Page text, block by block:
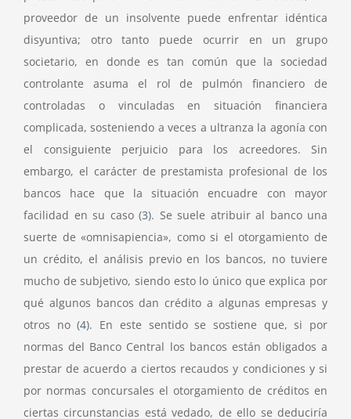
proveedor de un insolvente puede enfrentar idéntica
disyuntiva; otro tanto puede ocurrir en un grupo
societario, en donde es tan común que la sociedad
controlante asuma el rol de pulmón financiero de
controladas o vinculadas en situación financiera
complicada, sosteniendo a veces a ultranza la agonía con
el consiguiente perjuicio para los acreedores. Sin
embargo, el carácter de prestamista profesional de los
bancos hace que la situación encuadre con mayor
facilidad en su caso (3). Se suele atribuir al banco una
suerte de «omnisapiencia», como si el otorgamiento de
un crédito, el análisis previo en los bancos, no tuviere
mucho de subjetivo, siendo esto lo único que explica por
qué algunos bancos dan crédito a algunas empresas y
otros no(4). En este sentido se sostiene que, si por
normas del Banco Central los bancos están obligados a
prestar de acuerdo a ciertos recaudos y condiciones y si
por normas concursales el otorgamiento de créditos en
ciertas circunstancias está vedado, de ello se deduciría